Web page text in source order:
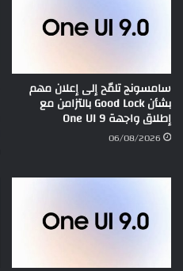
سامسونج تلمّح إلى إعلان مهم
بشأن Good Lock بالتزامن مع
إطلاق واجهة One UI 9
06/08/2026